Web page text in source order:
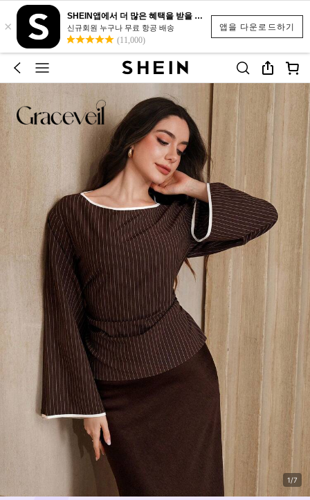
앱을 다운로드하기
×
SHEIN앱에서 더 많은 혜택을 받을 수 있어요.
신규회원 누구나 무료 항공 배송
(11,000)
1/7